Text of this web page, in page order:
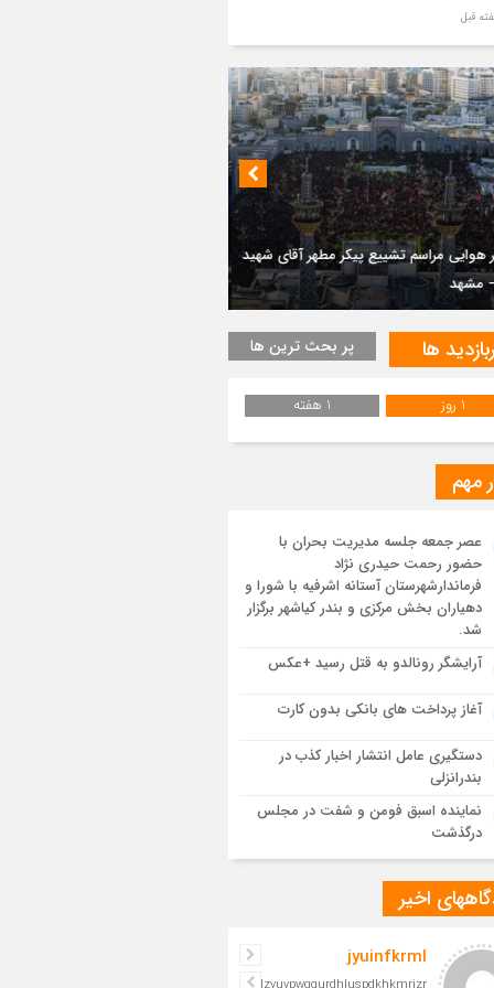
مطهر رهبر شهید انقلاب در حرم مطهر
آرام گرفت
طواف تهران، قم و عتبات… اینک سلامِ
در آستان امام رئوف
هوایی مراسم تشییع پیکر مطهر آقای
ایران – مشهد
تشییع پیکر مطهر آقای شهید ایران –
از تراکم جمعیت حاضر در میدان
پیکر رهبر شهید انقلاب در نجف اشرف
پیکر مطهر رهبر شهید انقلاب در مسجد
یکپارچه در سوگ و حماسه؛ بدرقه باشکوه
مجاهد
مدرسه نواب تا باغ وکیل؛ آغاز رفاقت ۷۰ ساله
قربانی با رهبرشهید
مجموعه تفریحی و گردشگری در منطقه
لاریخانی دیلمان
ها پر بحث ترین ها
1 روز 1 هفته
مهم
عصر جمعه جلسه مدیریت بحران با
حضور رحمت حیدری نژاد
فرماندارشهرستان آستانه اشرفیه با شورا و
دهیاران بخش مرکزی و بندر کیاشهر برگزار
شد.
آرایشگر رونالدو به قتل رسید +عکس
آغاز پرداخت های بانکی بدون کارت
دستگیری عامل انتشار اخبار کذب در
بندرانزلی
نماینده اسبق فومن و شفت در مجلس
درگذشت
اخیر
jyuinfkrml